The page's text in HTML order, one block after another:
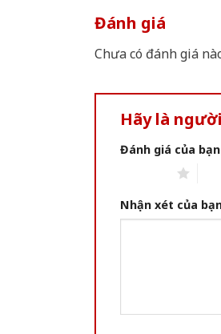
Đánh giá
Chưa có đánh giá
Hãy là
Đánh giá của bạn
Nhận xét của